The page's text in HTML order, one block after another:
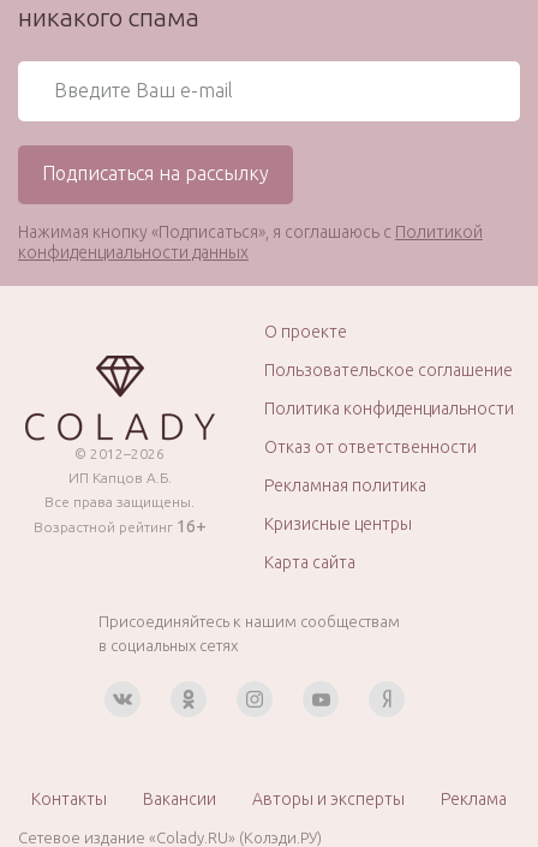
никакого спама
Нажимая кнопку «Подписаться», я соглашаюсь с Политикой
конфиденциальности данных
© 2012–2026
ИП Капцов А.Б.
Все права защищены.
Возрастной рейтинг 16+
О проекте
Пользовательское соглашение
Политика конфиденциальности
Отказ от ответственности
Рекламная политика
Кризисные центры
Карта сайта
Присоединяйтесь к нашим сообществам
в социальных сетях
Контакты Вакансии Авторы и эксперты Реклама
Сетевое издание «Colady.RU» (Колэди.РУ)